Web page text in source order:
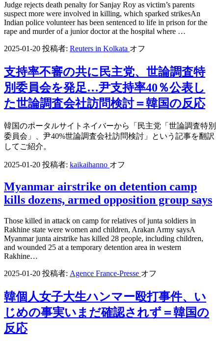
Judge rejects death penalty for Sanjay Roy as victim’s parents
suspect more were involved in killing, which sparked strikesAn
Indian police volunteer has been sentenced to life in prison for the
rape and murder of a junior doctor at the hospital where …
2025-01-20 投稿者: Reuters in Kolkata オフ
支持率不審の共に民主党、世論調査特
別委員会を発足…尹支持率40％公表し
た世論調査会社訪問検討＝韓国の反応
韓国のポータルサイトネイバーから「民主党「世論調査特別
委員会」、尹40%世論調査会社訪問検討」という記事を翻訳
してご紹介。
2025-01-20 投稿者: kaikaihanno オフ
Myanmar airstrike on detention camp
kills dozens, armed opposition group says
Those killed in attack on camp for relatives of junta soldiers in
Rakhine state were women and children, Arakan Army saysA
Myanmar junta airstrike has killed 28 people, including children,
and wounded 25 at a temporary detention area in western
Rakhine…
2025-01-20 投稿者: Agence France-Presse オフ
韓個人女子大生ハンマー殴打事件、い
じめの事実いまだ確認されず＝韓国の
反応